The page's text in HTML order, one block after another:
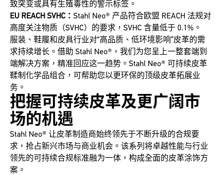
致突变或具有生殖毒性的警示标签。
EU REACH SVHC： Stahl Neo® 产品符合欧盟 REACH 法规对
高度关注物质（SVHC）的要求，SVHC 含量低于 0.1%。
服装、鞋履和皮具行业对“高品质、低环境影响”皮革的需
求持续增长。借助 Stahl Neo®，我们为您呈上一整套端到
端解决方案，精准回应这一趋势。Stahl Neo® 可持续皮革
鞣制化学品组合，可帮助您以更环保的顶级皮革拓展业
务。
把握可持续皮革及更广阔市
场的机遇
Stahl Neo® 让皮革制造商始终领先于不断升级的合规要
求，抢占新兴市场与商业机会。该系列将卓越性能与行业
领先的可持续合规标准融为一体，构成全面的皮革涂饰方
案。